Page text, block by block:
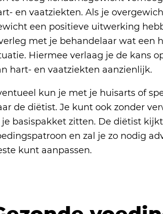
en vaatziekten. Als je
een positieve uitwerking
met je behandelaar wat een
Hiermee verlaag je de kans
hart- en vaatziekten aanzienlijk.
kun je met je huisarts of
de diëtist. Je kunt ook zonder
basispakket zitten. De diëtist
en zal je zo nodig
kunt aanpassen.